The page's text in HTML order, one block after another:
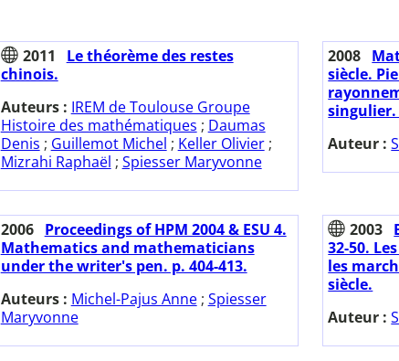
2011
Le théorème des restes
chinois.
Auteurs : IREM de Toulouse Groupe
Histoire des mathématiques ; Daumas
Denis ; Guillemot Michel ; Keller Olivier;
Mizrahi Raphaël ; Spiesser Maryvonne
2008
siècle.
singulier.
Auteur :
2006
Proceedings of HPM 2004 & ESU 4.
Mathematics and mathematicians
under the writer's pen. p. 404-413.
Auteurs : Michel-Pajus Anne; Spiesser
Maryvonne
2003
32-50.
les
siècle.
Auteur :